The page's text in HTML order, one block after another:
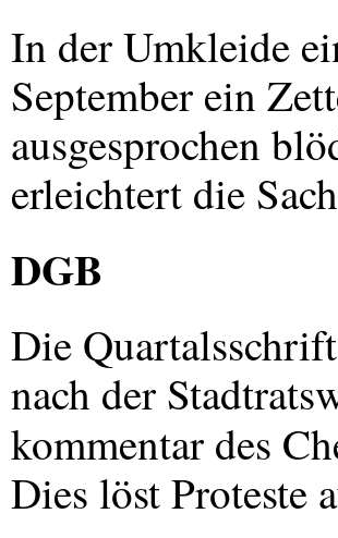
In der Umkleide
September ein
ausgesprochen
erleichtert die
DGB
Die
nach der
kommentar des
Dies löst Proteste